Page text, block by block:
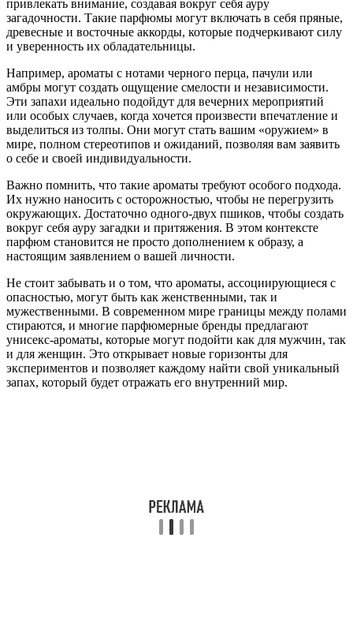
привлекать внимание, создавая вокруг себя ауру
загадочности. Такие парфюмы могут включать в себя пряные,
древесные и восточные аккорды, которые подчеркивают силу
и уверенность их обладательницы.
Например, ароматы с нотами черного перца, пачули или
амбры могут создать ощущение смелости и независимости.
Эти запахи идеально подойдут для вечерних мероприятий
или особых случаев, когда хочется произвести впечатление и
выделиться из толпы. Они могут стать вашим «оружием» в
мире, полном стереотипов и ожиданий, позволяя вам заявить
о себе и своей индивидуальности.
Важно помнить, что такие ароматы требуют особого подхода.
Их нужно наносить с осторожностью, чтобы не перегрузить
окружающих. Достаточно одного-двух пшиков, чтобы создать
вокруг себя ауру загадки и притяжения. В этом контексте
парфюм становится не просто дополнением к образу, а
настоящим заявлением о вашей личности.
Не стоит забывать и о том, что ароматы, ассоциирующиеся с
опасностью, могут быть как женственными, так и
мужественными. В современном мире границы между полами
стираются, и многие парфюмерные бренды предлагают
унисекс-ароматы, которые могут подойти как для мужчин, так
и для женщин. Это открывает новые горизонты для
экспериментов и позволяет каждому найти свой уникальный
запах, который будет отражать его внутренний мир.